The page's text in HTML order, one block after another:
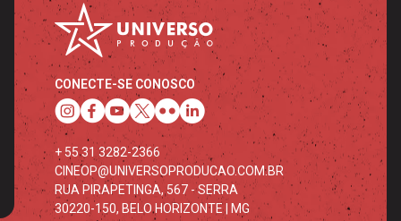
CONECTE-SE CONOSCO
+ 55 31 3282-2366
CINEOP@UNIVERSOPRODUCAO.COM.BR
RUA PIRAPETINGA, 567 - SERRA
30220-150, BELO HORIZONTE | MG